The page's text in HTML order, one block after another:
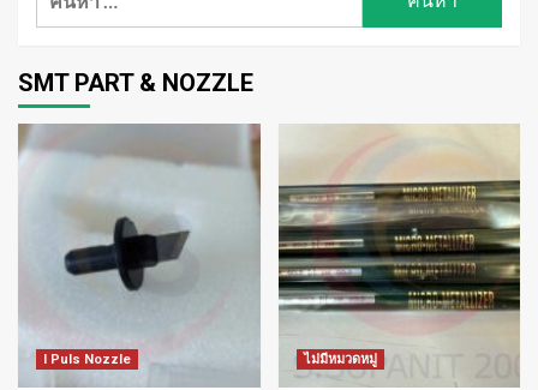
SMT PART & NOZZLE
I Puls Nozzle ไม่มีหมวดหมู่